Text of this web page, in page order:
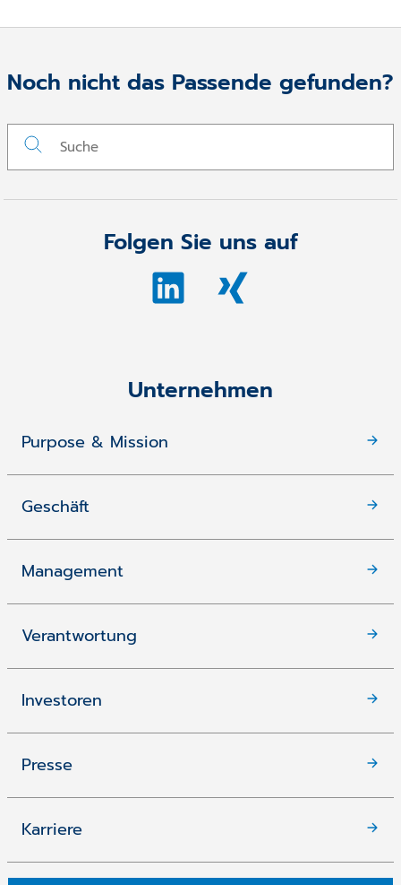
Noch nicht das Passende gefunden?
Folgen Sie uns auf
Unternehmen
Purpose & Mission
Geschäft
Management
Verantwortung
Investoren
Presse
Karriere